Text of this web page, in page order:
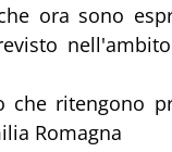
ora sono
che ritengono
Romagna